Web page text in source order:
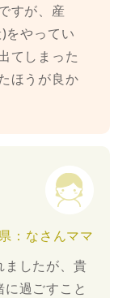
すが、産
をやってい
てしまった
ほうが良か
：なさんママ
ましたが、貴
過ごすこと